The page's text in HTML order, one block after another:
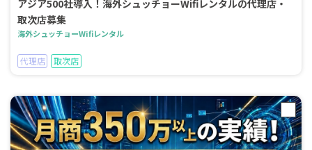
アジア500社導入！海外シュッチョーWifiレンタルの代理店・
取次店募集
海外シュッチョーWifiレンタル
代理店 取次店